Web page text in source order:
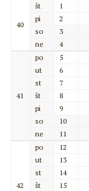
40
št
1
pi
2
so
3
ne
4
41
po
5
ut
6
st
7
št
8
pi
9
so
10
ne
11
42
po
12
ut
13
st
14
št
15